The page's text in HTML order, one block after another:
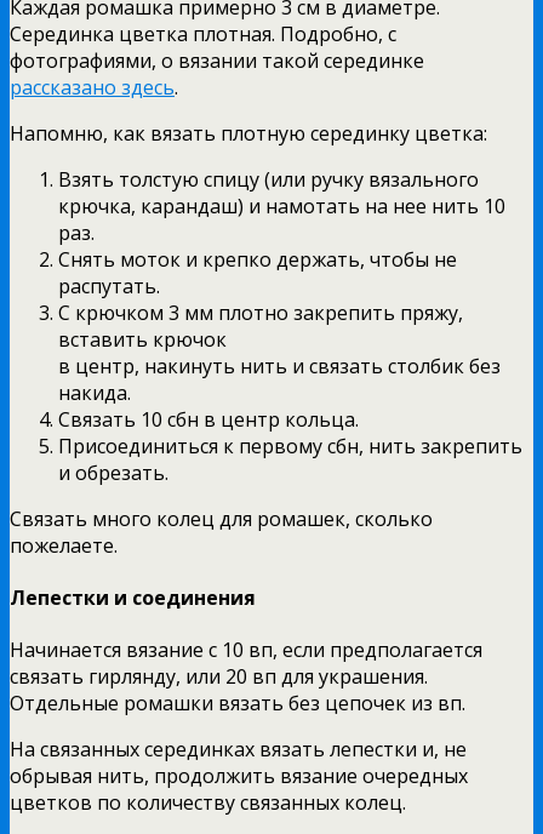
Каждая ромашка примерно 3 см в диаметре.
Серединка цветка плотная. Подробно, с
фотографиями, о вязании такой серединке
рассказано здесь.
Напомню, как вязать плотную серединку цветка:
Взять толстую спицу (или ручку вязального
крючка, карандаш) и намотать на нее нить 10
раз.
Снять моток и крепко держать, чтобы не
распутать.
С крючком 3 мм плотно закрепить пряжу,
вставить крючок
в центр, накинуть нить и связать столбик без
накида.
Связать 10 сбн в центр кольца.
Присоединиться к первому сбн, нить закрепить
и обрезать.
Связать много колец для ромашек, сколько
пожелаете.
Лепестки и соединения
Начинается вязание с 10 вп, если предполагается
связать гирлянду, или 20 вп для украшения.
Отдельные ромашки вязать без цепочек из вп.
На связанных серединках вязать лепестки и, не
обрывая нить, продолжить вязание очередных
цветков по количеству связанных колец.